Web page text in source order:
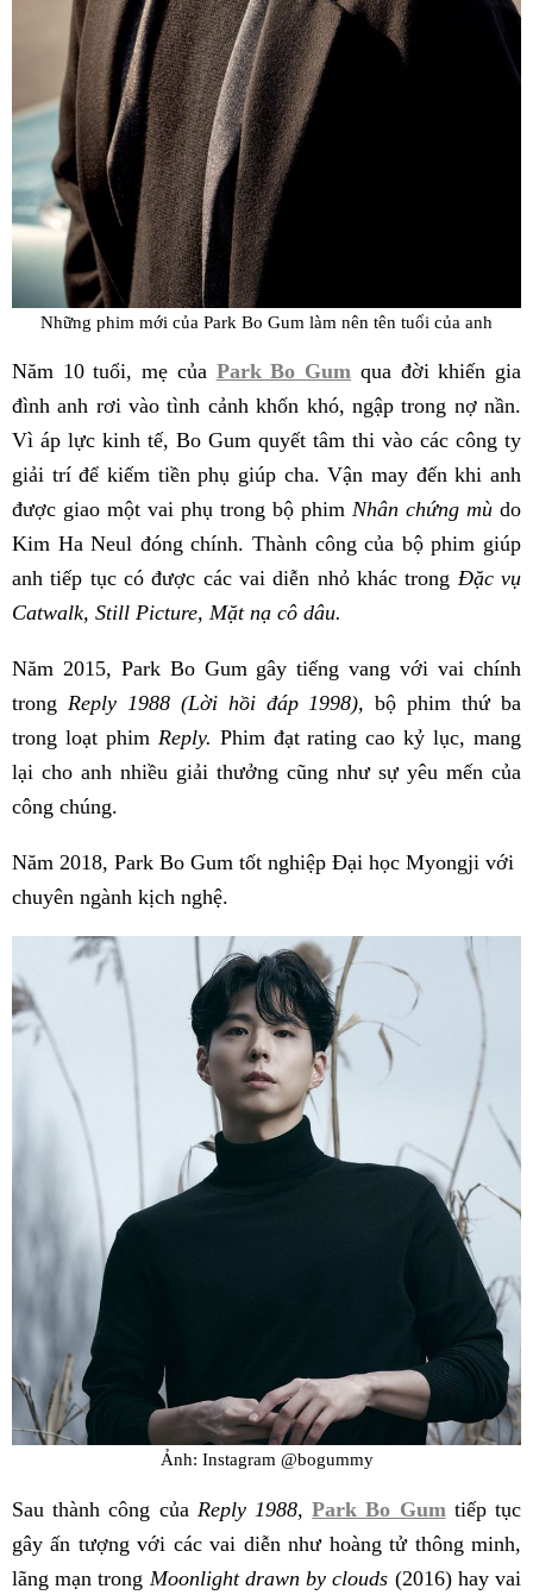
Những phim mới của Park Bo Gum làm nên tên tuổi của anh
Năm 10 tuổi, mẹ của Park Bo Gum qua đời khiến gia
đình anh rơi vào tình cảnh khốn khó, ngập trong nợ nần.
Vì áp lực kinh tế, Bo Gum quyết tâm thi vào các công ty
giải trí để kiếm tiền phụ giúp cha. Vận may đến khi anh
được giao một vai phụ trong bộ phim Nhân chứng mù do
Kim Ha Neul đóng chính. Thành công của bộ phim giúp
anh tiếp tục có được các vai diễn nhỏ khác trong Đặc vụ
Catwalk, Still Picture, Mặt nạ cô dâu.
Năm 2015, Park Bo Gum gây tiếng vang với vai chính
trong Reply 1988 (Lời hồi đáp 1998), bộ phim thứ ba
trong loạt phim Reply. Phim đạt rating cao kỷ lục, mang
lại cho anh nhiều giải thưởng cũng như sự yêu mến của
công chúng.
Năm 2018, Park Bo Gum tốt nghiệp Đại học Myongji với
chuyên ngành kịch nghệ.
Ảnh: Instagram @bogummy
Sau thành công của Reply 1988, Park Bo Gum tiếp tục
gây ấn tượng với các vai diễn như hoàng tử thông minh,
lãng mạn trong Moonlight drawn by clouds (2016) hay vai